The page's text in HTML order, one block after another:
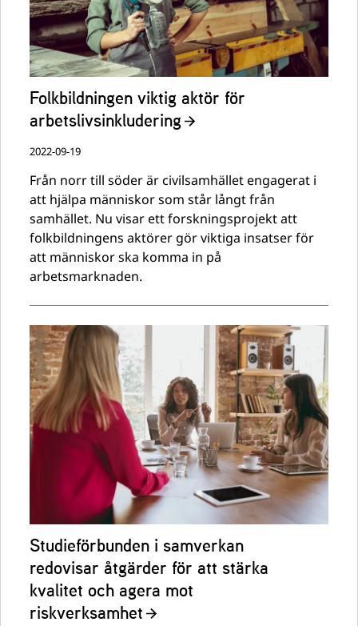
Folkbildningen viktig aktör för
arbetslivsinkludering
2022-09-19
Från norr till söder är civilsamhället engagerat i
att hjälpa människor som står långt från
samhället. Nu visar ett forskningsprojekt att
folkbildningens aktörer gör viktiga insatser för
att människor ska komma in på
arbetsmarknaden.
Studieförbunden i samverkan
redovisar åtgärder för att stärka
kvalitet och agera mot
riskverksamhet